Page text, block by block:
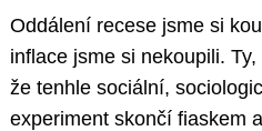
Oddálení recese jsme si
inflace jsme si nekoupili.
že tenhle sociální,
experiment skončí fiaskem